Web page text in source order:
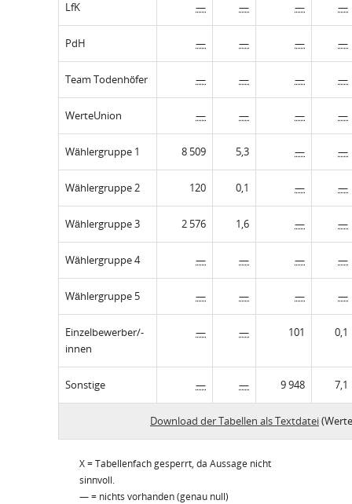
LfK — — — —
PdH — — — —
Team Todenhöfer — — — —
WerteUnion — — — —
Wählergruppe 1 8 509 5,3 — —
Wählergruppe 2 120 0,1 — —
Wählergruppe 3 2 576 1,6 — —
Wählergruppe 4 — — — —
Wählergruppe 5 — — — —
Einzelbewerber/-
innen
— — 101 0,1
Sonstige — — 9 948 7,1
Download der Tabellen als Textdatei
X = Tabellenfach gesperrt, da Aussage nicht
sinnvoll.
— = nichts vorhanden (genau null)